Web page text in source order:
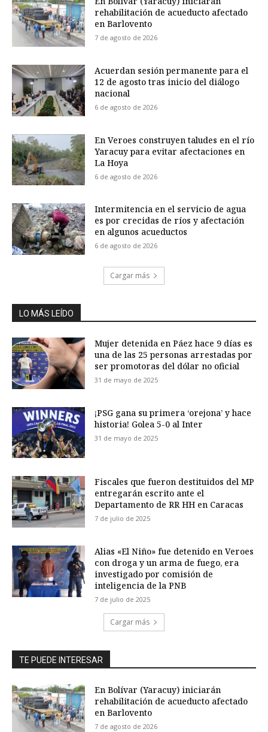
rehabilitación de acueducto afectado
en Barlovento
7 de agosto de 2026
Acuerdan sesión permanente para el
12 de agosto tras inicio del diálogo
nacional
6 de agosto de 2026
En Veroes construyen taludes en el río
Yaracuy para evitar afectaciones en
La Hoya
6 de agosto de 2026
Intermitencia en el servicio de agua
es por crecidas de ríos y afectación
en algunos acueductos
6 de agosto de 2026
Cargar más
LO MÁS LEÍDO
Mujer detenida en Páez hace 9 días es
una de las 25 personas arrestadas por
ser promotoras del dólar no oficial
31 de mayo de 2025
¡PSG gana su primera ‘orejona’ y hace
historia! Golea 5-0 al Inter
31 de mayo de 2025
Fiscales que fueron destituidos del MP
entregarán escrito ante el
Departamento de RR HH en Caracas
7 de julio de 2025
Alias «El Niño» fue detenido en Veroes
con droga y un arma de fuego, era
investigado por comisión de
inteligencia de la PNB
7 de julio de 2025
Cargar más
TE PUEDE INTERESAR
En Bolívar (Yaracuy) iniciarán
rehabilitación de acueducto afectado
en Barlovento
7 de agosto de 2026